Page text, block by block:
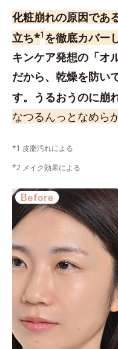
化粧崩れの原因であ
立ち*1 を徹底カバー
キンケア発想の「オ
だから、乾燥を防い
す。うるおうのに崩
なつるんっとなめら
*1 皮脂汚れによる
*2 メイク効果による